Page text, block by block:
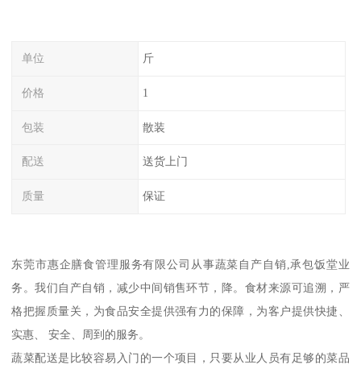
单位 斤
价格 1
包装 散装
配送 送货上门
质量 保证
东莞市惠企膳食管理服务有限公司从事蔬菜自产自销,承包饭堂业
务。我们自产自销，减少中间销售环节，降。食材来源可追溯，严
格把握质量关，为食品安全提供强有力的保障，为客户提供快捷、
实惠、 安全、周到的服务。
蔬菜配送是比较容易入门的一个项目，只要从业人员有足够的菜品